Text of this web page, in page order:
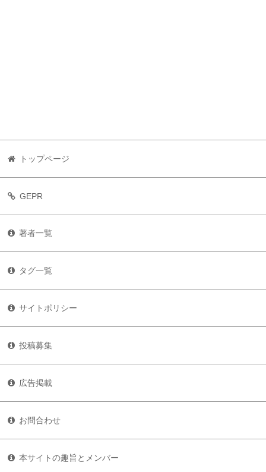
トップページ
GEPR
著者一覧
タグ一覧
サイトポリシー
投稿募集
広告掲載
お問合わせ
本サイトの趣旨とメンバー